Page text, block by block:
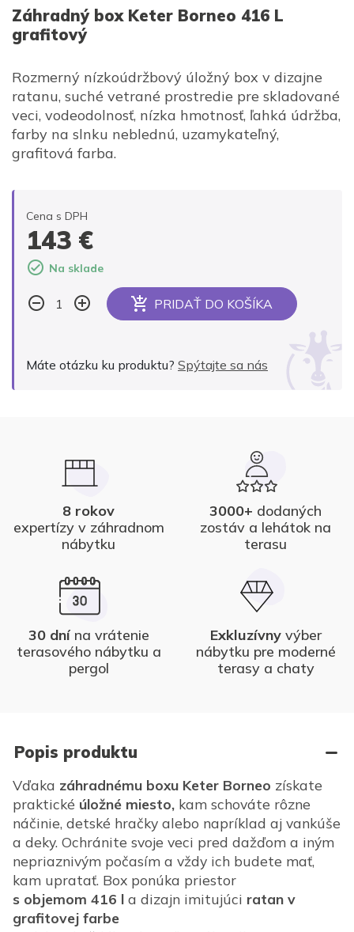
Záhradný box Keter Borneo 416 L
grafitový
Rozmerný nízkoúdržbový úložný box v dizajne
ratanu, suché vetrané prostredie pre skladované
veci, vodeodolnosť, nízka hmotnosť, ľahká údržba,
farby na slnku neblednú, uzamykateľný,
grafitová farba.
Cena s DPH
143 €
Na sklade
PRIDAŤ DO KOŠÍKA
Máte otázku ku produktu? Spýtajte sa nás
8 rokov
expertízy v záhradnom
nábytku
3000+ dodaných
zostáv a lehátok na
terasu
30 dnína vrátenie
terasového nábytku a
pergol
Exkluzívnyvýber
nábytku pre moderné
terasy a chaty
Popis produktu
Vďaka záhradnému boxu Keter Borneo získate
praktické úložné miesto, kam schováte rôzne
náčinie, detské hračky alebo napríklad aj vankúše
a deky. Ochránite svoje veci pred dažďom a iným
nepriaznivým počasím a vždy ich budete mať,
kam upratať. Box ponúka priestor
s objemom 416 l a dizajn imitujúci ratan v
grafitovej farbe